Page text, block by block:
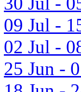
09 Jul -
02 Jul -
25 Jun -